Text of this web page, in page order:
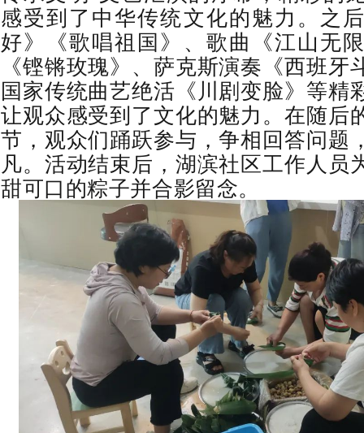
感受到了中华传统文化的魅力。之
好》《歌唱祖国》、歌曲《江山无
《铿锵玫瑰》、萨克斯演奏《西班牙
国家传统曲艺绝活《川剧变脸》等精
让观众感受到了文化的魅力。 在随后
节，观众们踊跃参与，争相回答问题
凡。 活动结束后，湖滨社区工作人员
甜可口的粽子并合影留念。